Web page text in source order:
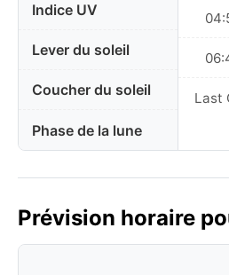
Indice UV
Lever du soleil
Coucher du soleil
Phase de la lune
Last
Prévision horaire